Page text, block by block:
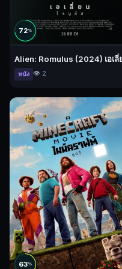
72%
Alien: Romulus (2024) เอเลี่
หนัง 👁️ 2
63%